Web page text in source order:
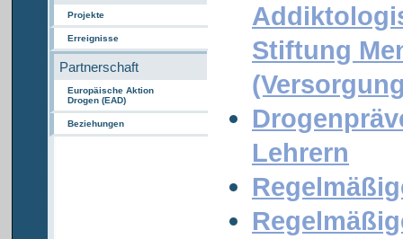
Projekte
Erreignisse
Partnerschaft
Europäische Aktion
Drogen (EAD)
Beziehungen
Stiftung
Lehrern